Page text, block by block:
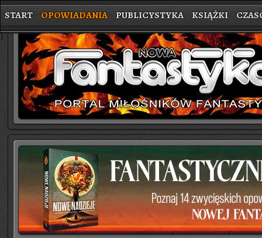
START OPOWIADANIA PUBLICYSTYKA KSIĄŻKI
}